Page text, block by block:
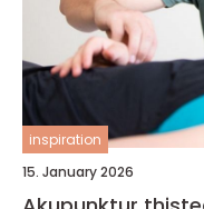
inspiration
15. January 2026